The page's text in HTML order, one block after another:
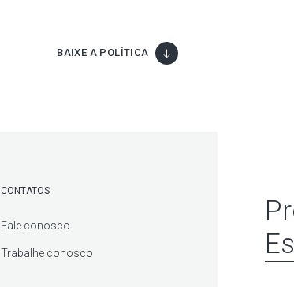
BAIXE A POLÍTICA
CONTATOS
Fale conosco
Trabalhe conosco